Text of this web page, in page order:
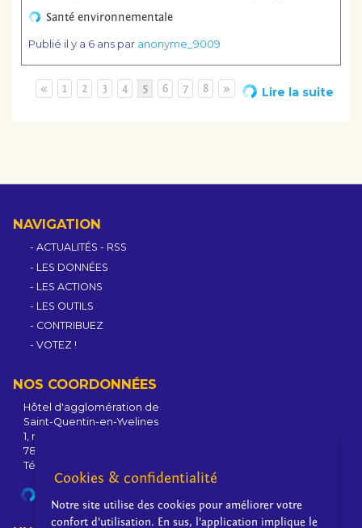
Santé environnementale
Publié il y a 6 anspar anonyme_9009
Lire la suite
« 1 2 3 4 5 6 7 8 »
NAVIGATION
ACTUALITÉS - RSS
LES DONNÉES
LES ACTIONS
LES OUTILS
CONTRIBUEZ
VOTEZ !
NOS COORDONNÉES
Hôtel d'agglomération de
Saint-Quentin-en-Yvelines
1, rue Eugène-Hénaff - BP 10118
78192 Trappes Cedex - France
Tél : +33 1 39 44 80 80
Cookies & confidentialité
Notre site utilise des cookies pour améliorer votre
confort d'utilisation. En sus, l'application implique le